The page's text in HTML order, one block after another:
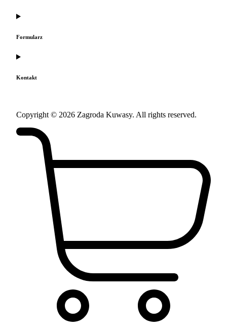
Formularz
Kontakt
Copyright © 2026 Zagroda Kuwasy. All rights reserved.